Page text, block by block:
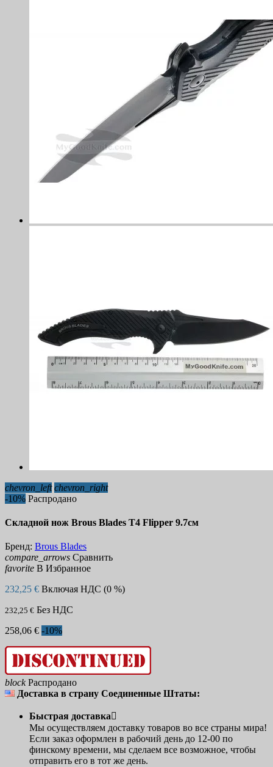
chevron_left chevron_right
-10% Распродано
Складной нож Brous Blades T4 Flipper 9.7см
Бренд: Brous Blades
compare_arrows Сравнить
favorite В Избранное
232,25 € Включая НДС (0 %)
232,25 € Без НДС
258,06 € -10%
blockРаспродано
Доставка в страну Соединенные Штаты:
Быстрая доставка
Мы осуществляем доставку товаров во все страны мира!
Если заказ оформлен в рабочий день до 12-00 по
финскому времени, мы сделаем все возможное, чтобы
отправить его в тот же день.